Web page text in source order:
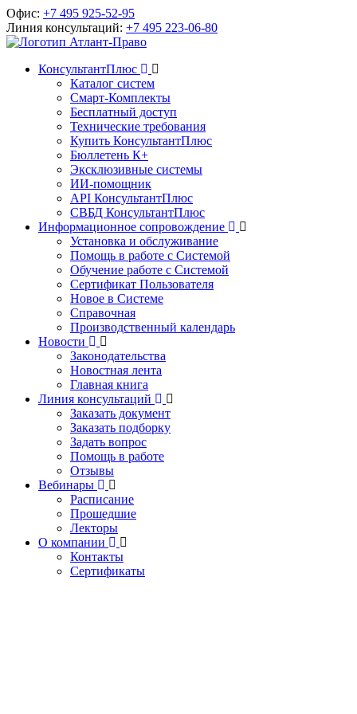
Офис: +7 495 925-52-95
Линия консультаций: +7 495 223-06-80
КонсультантПлюс
Каталог систем
Смарт-Комплекты
Бесплатный доступ
Технические требования
Купить КонсультантПлюс
Бюллетень К+
Эксклюзивные системы
ИИ-помощник
API КонсультантПлюс
СВБД КонсультантПлюс
Информационное сопровождение
Установка и обслуживание
Помощь в работе с Системой
Обучение работе с Системой
Сертификат Пользователя
Новое в Системе
Справочная
Производственный календарь
Новости
Законодательства
Новостная лента
Главная книга
Линия консультаций
Заказать документ
Заказать подборку
Задать вопрос
Помощь в работе
Отзывы
Вебинары
Расписание
Прошедшие
Лекторы
О компании
Контакты
Сертификаты